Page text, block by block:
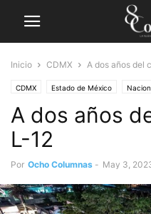
Inicio CDMX A dos años del
CDMX Estado de México
A dos años
L-12
Por Ocho Columnas - May 3,